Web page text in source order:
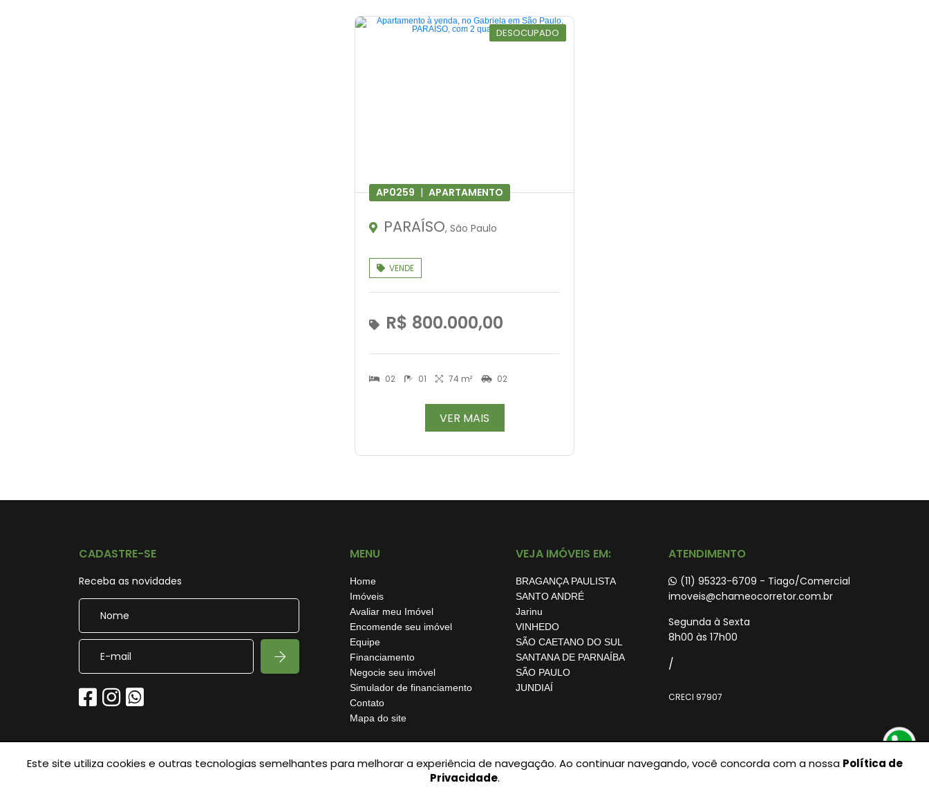
DESOCUPADO
AP0259 | APARTAMENTO
PARAÍSO, São Paulo
VENDE
R$ 800.000,00
02 01 74 m² 02
VER MAIS
CADASTRE-SE
Receba as novidades
MENU
Home
Imóveis
Avaliar meu Imóvel
Encomende seu imóvel
Equipe
Financiamento
Negocie seu imóvel
Simulador de financiamento
Contato
Mapa do site
VEJA IMÓVEIS EM:
BRAGANÇA PAULISTA
SANTO ANDRÉ
Jarinu
VINHEDO
SÃO CAETANO DO SUL
SANTANA DE PARNAÍBA
SÃO PAULO
JUNDIAÍ
ATENDIMENTO
(11) 95323-6709 - Tiago/Comercial
imoveis@chameocorretor.com.br
Segunda à Sexta
8h00 às 17h00
/
CRECI 97907
© 2026 - Chame O Corretor - Todos os Direitos Reservados.
Este site utiliza cookies e outras tecnologias semelhantes para melhorar a experiência de navegação. Ao continuar navegando, você concorda com a nossa Política de
Privacidade.